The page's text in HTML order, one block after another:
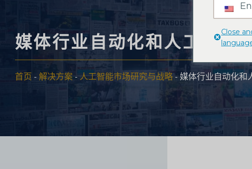
媒体行业自动化和人工智能
首页 - 解决方案 - 人工智能市场研究与战略 -媒体行业自动化和
Close